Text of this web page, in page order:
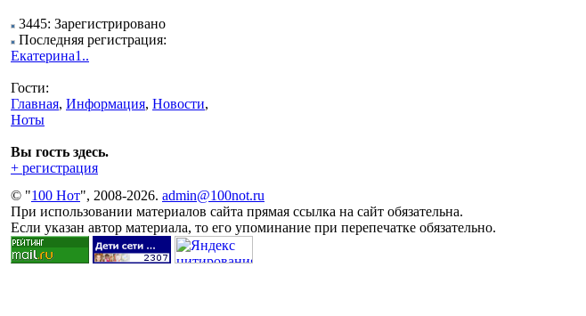
3445: Зарегистрировано
Последняя регистрация:
Екатерина1..
Гости:
Главная, Информация, Новости,
Ноты
Вы гость здесь.
+ регистрация
© "100 Нот", 2008-2026. admin@100not.ru
При использовании материалов сайта прямая ссылка на сайт обязательна.
Если указан автор материала, то его упоминание при перепечатке обязательно.